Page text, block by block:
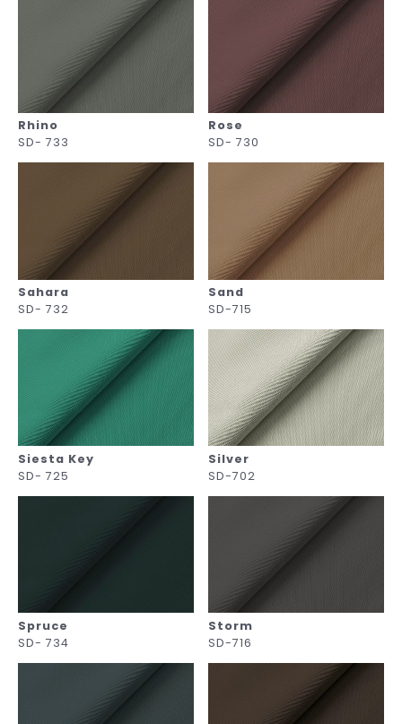
Rhino
SD- 733
Rose
SD- 730
Sahara
SD- 732
Sand
SD-715
Siesta Key
SD- 725
Silver
SD-702
Spruce
SD- 734
Storm
SD-716